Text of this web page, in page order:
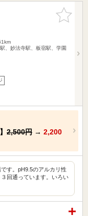
お気に入
りに追加
妙法寺駅、板宿駅、学園
2,500円 → 2,200
す。pH9.5のアルカリ性
回通っています。いろい